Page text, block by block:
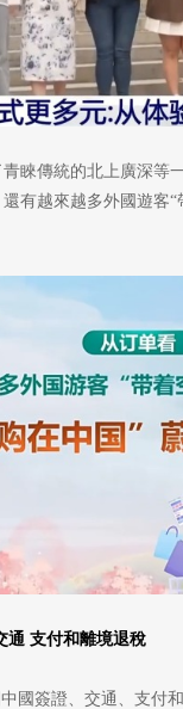
睞傳統的北上廣深等
有越來越多外國遊客
通 支付和離境退稅
國簽證、交通、支付